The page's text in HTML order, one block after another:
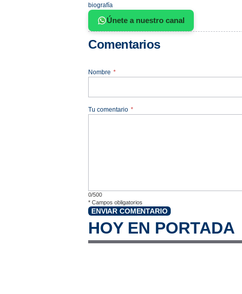
biografía
Únete a nuestro canal
Comentarios
Nombre *
Tu comentario *
0/500
* Campos obligatorios
ENVIAR COMENTARIO
HOY EN PORTADA